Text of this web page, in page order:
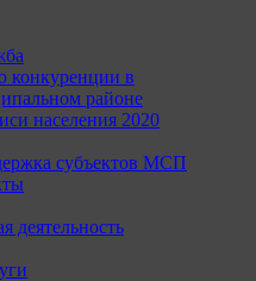
конкуренции в
районе
населения 2020
субъектов МСП
деятельность